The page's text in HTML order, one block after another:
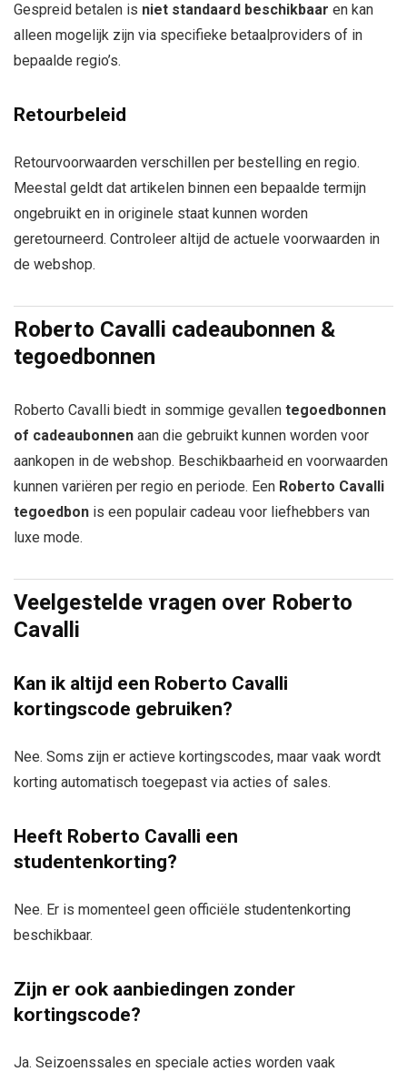
Gespreid betalen is niet standaard beschikbaar en kan
alleen mogelijk zijn via specifieke betaalproviders of in
bepaalde regio’s.
Retourbeleid
Retourvoorwaarden verschillen per bestelling en regio.
Meestal geldt dat artikelen binnen een bepaalde termijn
ongebruikt en in originele staat kunnen worden
geretourneerd. Controleer altijd de actuele voorwaarden in
de webshop.
Roberto Cavalli cadeaubonnen &
tegoedbonnen
Roberto Cavalli biedt in sommige gevallen tegoedbonnen
of cadeaubonnen aan die gebruikt kunnen worden voor
aankopen in de webshop. Beschikbaarheid en voorwaarden
kunnen variëren per regio en periode. Een Roberto Cavalli
tegoedbon is een populair cadeau voor liefhebbers van
luxe mode.
Veelgestelde vragen over Roberto
Cavalli
Kan ik altijd een Roberto Cavalli
kortingscode gebruiken?
Nee. Soms zijn er actieve kortingscodes, maar vaak wordt
korting automatisch toegepast via acties of sales.
Heeft Roberto Cavalli een
studentenkorting?
Nee. Er is momenteel geen officiële studentenkorting
beschikbaar.
Zijn er ook aanbiedingen zonder
kortingscode?
Ja. Seizoenssales en speciale acties worden vaak